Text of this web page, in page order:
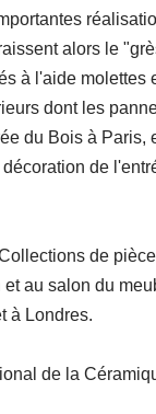
alors le
à l'aide molettes
dont les
du Bois à Paris,
de
de
au salon du
à Londres.
de la